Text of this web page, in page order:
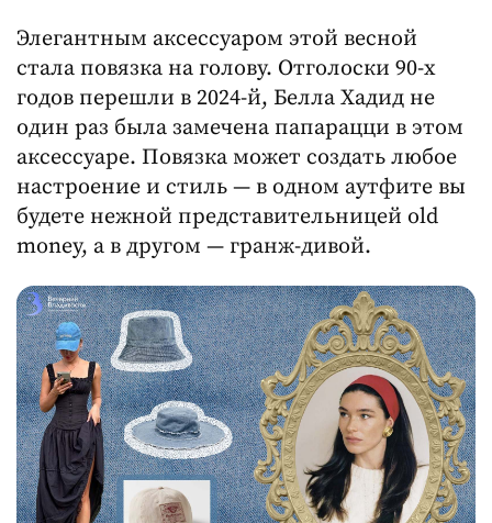
Элегантным аксессуаром этой весной
стала повязка на голову. Отголоски 90-х
годов перешли в 2024-й, Белла Хадид не
один раз была замечена папарацци в этом
аксессуаре. Повязка может создать любое
настроение и стиль — в одном аутфите вы
будете нежной представительницей old
money, а в другом — гранж-дивой.